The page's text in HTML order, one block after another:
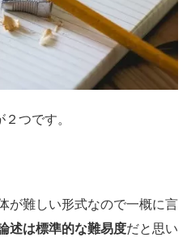
つです。
が難しい形式なので一概に言
述は標準的な難易度だと思い